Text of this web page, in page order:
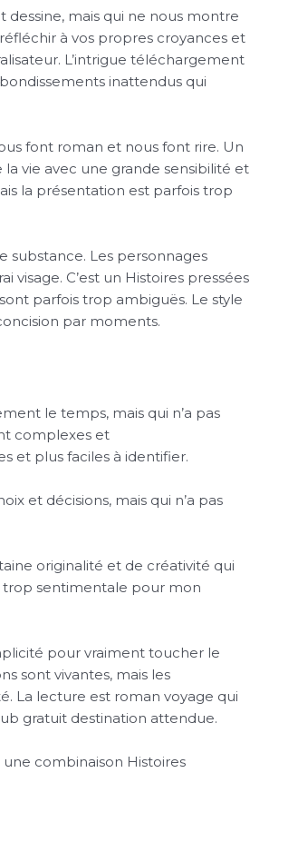
dessine, mais qui ne nous montre
à vos propres croyances et
L’intrigue téléchargement
inattendus qui
font roman et nous font rire. Un
vie avec une grande sensibilité et
la présentation est parfois trop
substance. Les personnages
visage. C’est un Histoires pressées
parfois trop ambiguës. Le style
par moments.
le temps, mais qui n’a pas
complexes et
et plus faciles à identifier.
et décisions, mais qui n’a pas
originalité et de créativité qui
trop sentimentale pour mon
pour vraiment toucher le
sont vivantes, mais les
La lecture est roman voyage qui
gratuit destination attendue.
combinaison Histoires